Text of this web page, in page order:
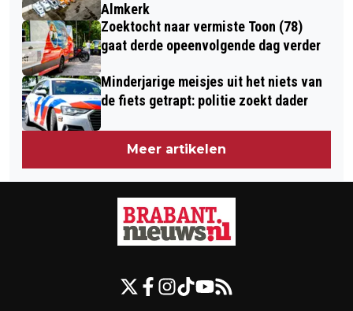
Almkerk
Zoektocht naar vermiste Toon (78)
gaat derde opeenvolgende dag verder
Minderjarige meisjes uit het niets van
de fiets getrapt: politie zoekt dader
Meer artikelen